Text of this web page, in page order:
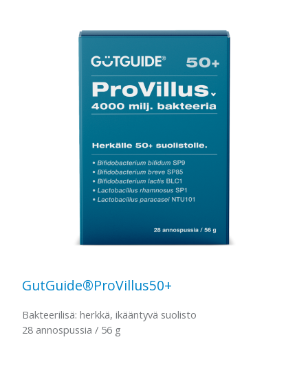
GutGuide®ProVillus50+
Bakteerilisä: herkkä, ikääntyvä suolisto
28 annospussia / 56 g